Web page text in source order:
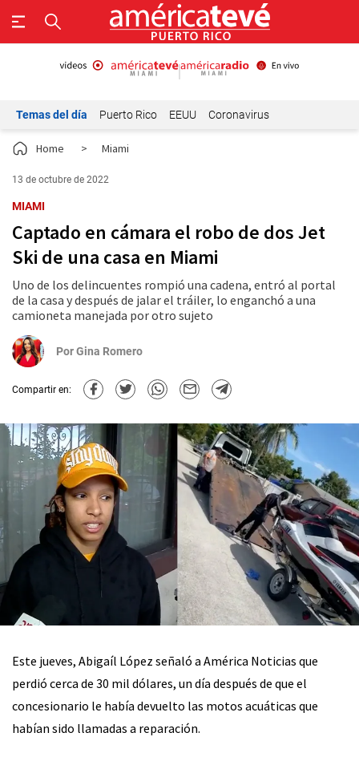
Temas del día Puerto Rico EEUU Coronavirus
Home > Miami
13 de octubre de 2022
MIAMI
Captado en cámara el robo de dos Jet
Ski de una casa en Miami
Uno de los delincuentes rompió una cadena, entró al portal
de la casa y después de jalar el tráiler, lo enganchó a una
camioneta manejada por otro sujeto
PorGina Romero
Compartir en:
Este jueves, Abigaíl López señaló a América Noticias que
perdió cerca de 30 mil dólares, un día después de que el
concesionario le había devuelto las motos acuáticas que
habían sido llamadas a reparación.